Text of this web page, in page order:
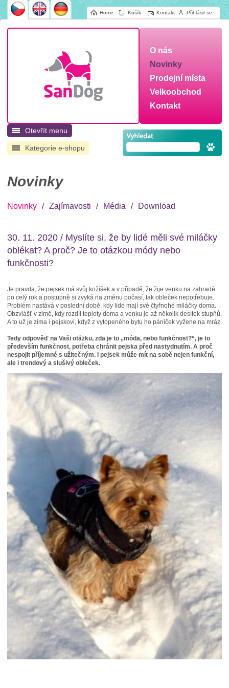
Home Košík Kontakt Přihlásit se
O nás
Novinky
Prodejní místa
Velkoobchod
Kontakt
Otevřít menu
Kategorie e-shopu
Novinky
Novinky / Zajímavosti / Média / Download
30. 11. 2020 / Myslíte si, že by lidé měli své miláčky
oblékat? A proč? Je to otázkou módy nebo
funkčnosti?
Je pravda, že pejsek má svůj kožíšek a v případě, že žije venku na zahradě
po celý rok a postupně si zvyká na změnu počasí, tak obleček nepotřebuje.
Problém nastává v poslední době, kdy lidé mají své čtyřnohé miláčky doma.
Obzvlášť v zimě, kdy rozdíl teploty doma a venku je až několik desítek stupňů.
A to už je zima i pejskovi, když z vytopeného bytu ho páníček vyžene na mráz.
Tedy odpověď na Vaši otázku, zda je to „móda, nebo funkčnost?“, je to
především funkčnost, potřeba chránit pejska před nastydnutím. A proč
nespojit příjemné s užitečným. I pejsek může mít na sobě nejen funkční,
ale i trendový a slušivý obleček.